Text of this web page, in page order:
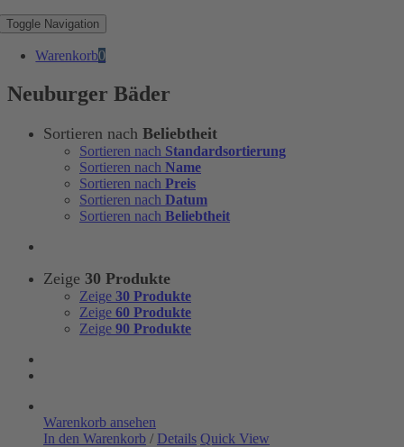
Toggle Navigation
Warenkorb0
Neuburger Bäder
Sortieren nach Beliebtheit
Sortieren nach Standardsortierung
Sortieren nach Name
Sortieren nach Preis
Sortieren nach Datum
Sortieren nach Beliebtheit
Zeige 30 Produkte
Zeige 30 Produkte
Zeige 60 Produkte
Zeige 90 Produkte
Warenkorb ansehen
In den Warenkorb / Details Quick View